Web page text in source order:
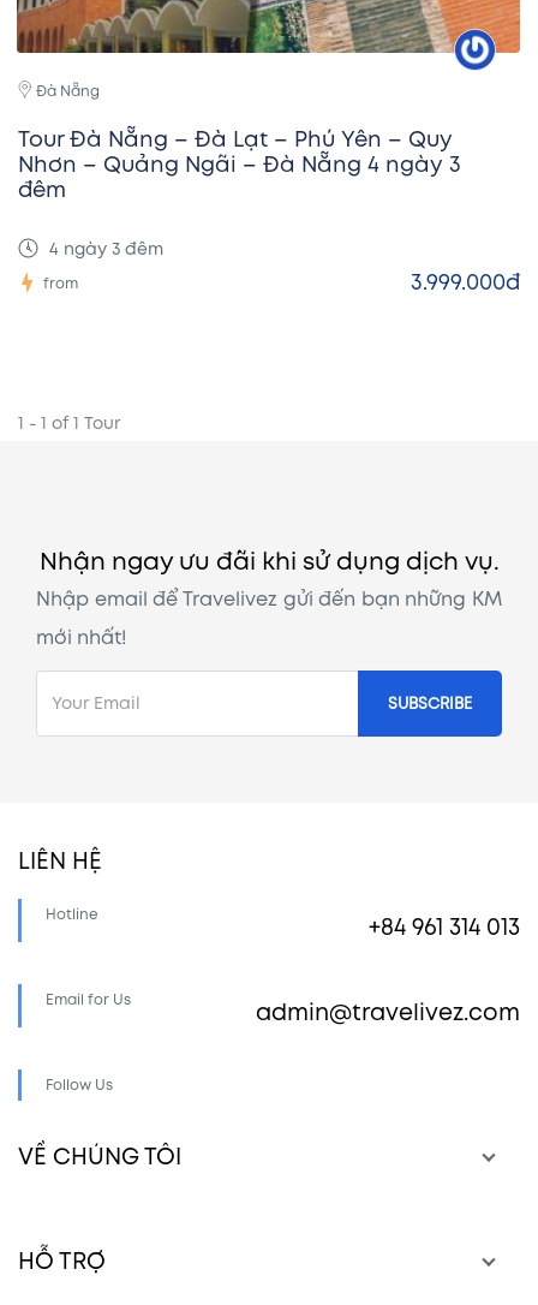
Đà Nẵng
Tour Đà Nẵng – Đà Lạt – Phú Yên – Quy
Nhơn – Quảng Ngãi – Đà Nẵng 4 ngày 3
đêm
4 ngày 3 đêm
from 3.999.000đ
1 - 1 of 1 Tour
Nhận ngay ưu đãi khi sử dụng dịch vụ.
Nhập email để Travelivez gửi đến bạn những KM
mới nhất!
LIÊN HỆ
Hotline +84 961 314 013
Email for Us admin@travelivez.com
Follow Us
VỀ CHÚNG TÔI
HỖ TRỢ